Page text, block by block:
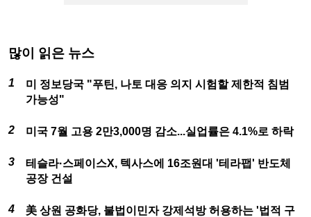
많이 읽은 뉴스
미 정보당국 "푸틴, 나토 대응 의지 시험할 제한적 침범
가능성"
미국 7월 고용 2만3,000명 감소...실업률은 4.1%로 하락
테슬라·스페이스X, 텍사스에 16조원대 '테라팹' 반도체
공장 건설
美 상원 공화당, 불법이민자 강제석방 허용하는 '법적 구